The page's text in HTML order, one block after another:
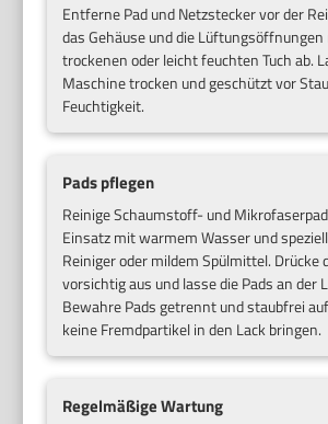
Entferne Pad und Netzstecker vor der
das Gehäuse und die
trockenen oder leicht feuchten Tuch ab.
Maschine trocken und geschützt vor
Feuchtigkeit.
Pads pflegen
Reinige Schaumstoff- und
Einsatz mit warmem Wasser und
Reiniger oder mildem Spülmittel. Drücke
vorsichtig aus und lasse die Pads an der
Bewahre Pads getrennt und staubfrei
keine Fremdpartikel in den Lack bringen.
Regelmäßige Wartung